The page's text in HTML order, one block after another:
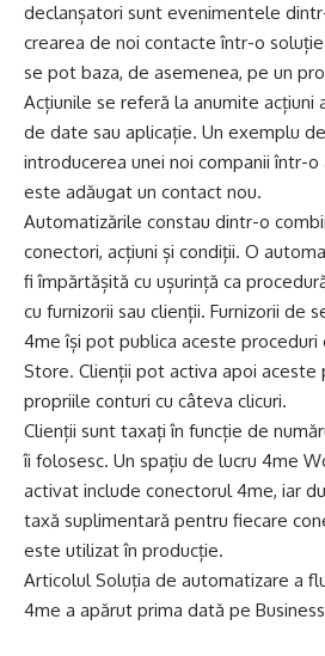
declanșatori sunt evenimentele
crearea de noi contacte într-o
se pot baza, de asemenea, pe un
Acțiunile se referă la anumite acțiuni
de date sau aplicație. Un exemplu
introducerea unei noi companii într-o
este adăugat un contact nou.
Automatizările constau dintr-o
conectori, acțiuni și condiții. O
fi împărtășită cu ușurință ca
cu furnizorii sau clienții. Furnizorii de
4me își pot publica aceste proceduri
Store. Clienții pot activa apoi aceste
propriile conturi cu câteva clicuri.
Clienții sunt taxați în funcție de
îi folosesc. Un spațiu de lucru 4me
activat include conectorul 4me, iar
taxă suplimentară pentru fiecare
este utilizat în producție.
Articolul Soluția de automatizare a
4me a apărut prima dată pe